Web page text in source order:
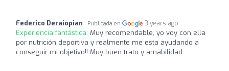
Federico Deraiopian Publicada en 3 years ago
Experiencia fantástica: Muy recomendable, yo voy con ella
por nutrición deportiva y realmente me esta ayudando a
conseguir mi objetivo!! Muy buen trato y amabilidad